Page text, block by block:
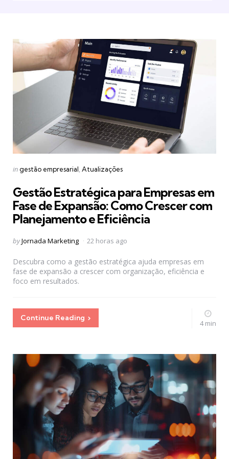
Categories
Posted
ingestão empresarial Atualizações
Gestão Estratégica para Empresas em
Fase de Expansão: Como Crescer com
Planejamento e Eficiência
Posted
byJornada Marketing 22 horas ago
Descubra como a gestão estratégica ajuda empresas em
fase de expansão a crescer com organização, eficiência e
foco em resultados.
Continue Reading
4 min